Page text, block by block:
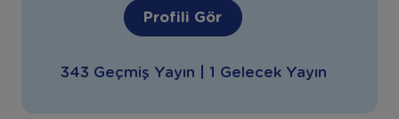
Profili Gör
343 Geçmiş Yayın | 1 Gelecek Yayın